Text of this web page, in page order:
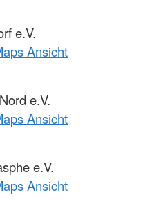
e.V.
Ansicht
e.V.
Ansicht
e.V.
Ansicht